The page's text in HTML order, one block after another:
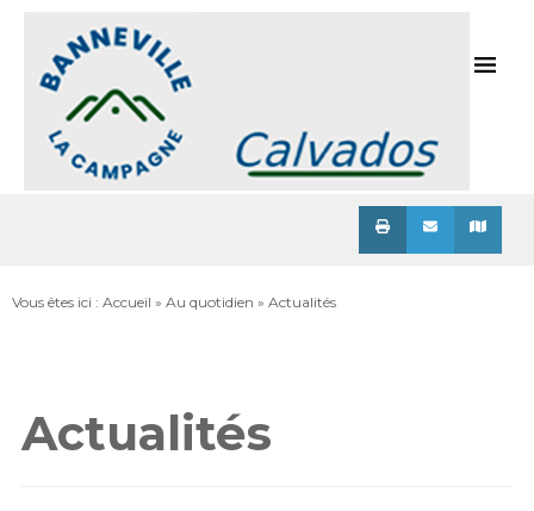
Vous êtes ici : Accueil » Au quotidien » Actualités
Actualités